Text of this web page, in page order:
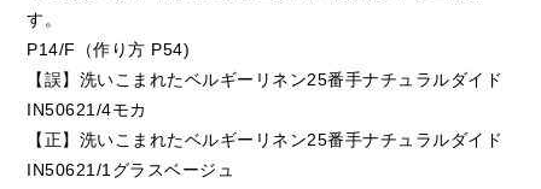
す。
P14/F（作り方 P54)
【誤】洗いこまれたベルギーリネン25番手ナチュラルダイド
IN50621/4モカ
【正】洗いこまれたベルギーリネン25番手ナチュラルダイド
IN50621/1グラスベージュ